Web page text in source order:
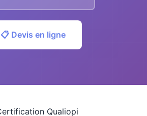
📋 Devis en ligne